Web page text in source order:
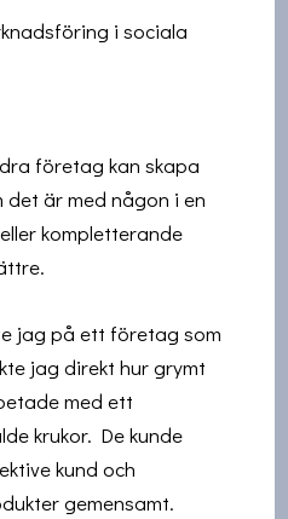
i sociala
företag kan skapa
är med någon i en
kompletterande
jag på ett företag som
jag direkt hur grymt
med ett
krukor. De kunde
kund och
gemensamt.